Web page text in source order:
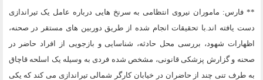
** فارس: ماموران نیروی انتظامی به سرنخ هایی درباره عامل یک تیراندازی
دست یافته اند.با تحقیقات انجام شده از طریق دوربین های مستقر در صحنه،
اظهارات شهود، بررسی محل حادثه، شناسایی و بازجویی از افراد حاضر در
صحنه و گزارش پزشکی قانونی، مشخص شده فردی به وسیله یک اسلحه قاچاق
به طرف تنی چند از حاضران در خیابان کارگر شمالی تیراندازی می کند که یکی